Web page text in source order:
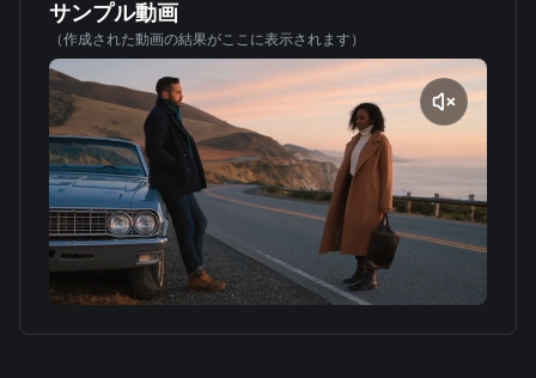
サンプル動画
（作成された動画の結果がここに表示されます）